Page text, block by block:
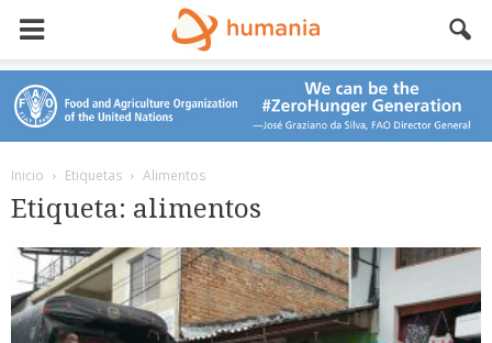
Inicio Etiquetas Alimentos
Etiqueta: alimentos